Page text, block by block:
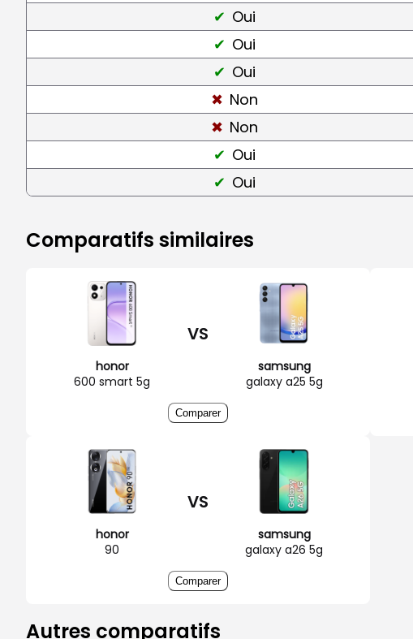
Oui
Oui
Oui
Non
Non
Oui
Oui
Comparatifs similaires
honor
600 smart 5g
VS
samsung
galaxy a25 5g
Comparer
honor
90
VS
samsung
galaxy a26 5g
Comparer
Autres comparatifs